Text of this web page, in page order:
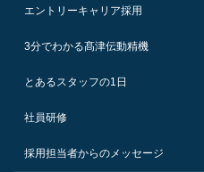
エントリーキャリア採用
3分でわかる髙津伝動精機
とあるスタッフの1日
社員研修
採用担当者からのメッセージ